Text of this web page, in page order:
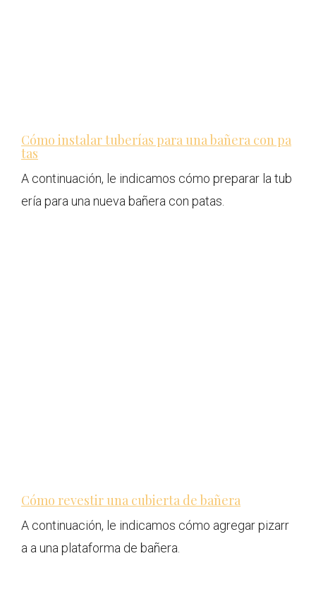
Cómo instalar tuberías para una bañera con pa
tas
A continuación, le indicamos cómo preparar la tub
ería para una nueva bañera con patas.
Cómo revestir una cubierta de bañera
A continuación, le indicamos cómo agregar pizarr
a a una plataforma de bañera.